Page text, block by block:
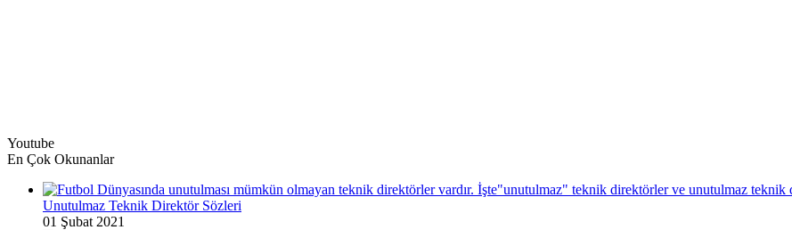
Youtube
En Çok Okunanlar
Unutulmaz Teknik Direktör Sözleri
01 Şubat 2021